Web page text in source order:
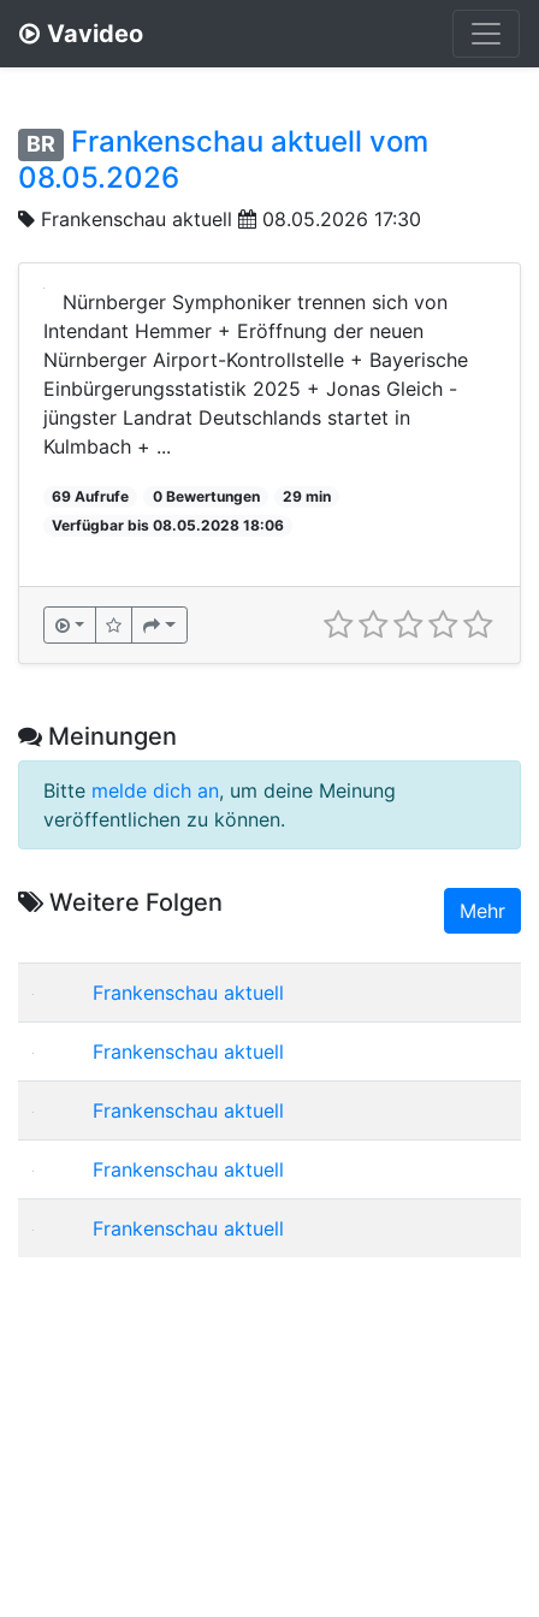
Vavideo
BR
Frankenschau aktuell vom
08.05.2026
Frankenschau aktuell 08.05.2026 17:30
Nürnberger Symphoniker trennen sich von
Intendant Hemmer + Eröffnung der neuen
Nürnberger Airport-Kontrollstelle + Bayerische
Einbürgerungsstatistik 2025 + Jonas Gleich -
jüngster Landrat Deutschlands startet in
Kulmbach + ...
69 Aufrufe 0 Bewertungen
29 min
Verfügbar bis 08.05.2028 18:06
Meinungen
Bitte melde dich an, um deine Meinung
veröffentlichen zu können.
Weitere Folgen Mehr
Frankenschau aktuell
Frankenschau aktuell
Frankenschau aktuell
Frankenschau aktuell
Frankenschau aktuell